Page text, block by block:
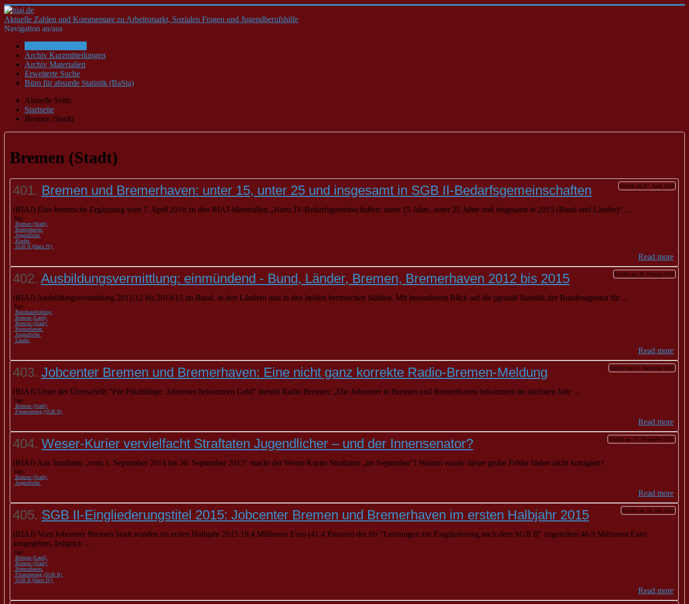
Aktuelle Zahlen und Kommentare zu Arbeitsmarkt, Sozialen Fragen und Jugendberufshilfe
Navigation an/aus
Archiv Kurzmitteilungen
Archiv Materialien
Erweiterte Suche
Büro für absurde Statistik (BaSta)
Aktuelle Seite:
Startseite
Bremen (Stadt)
Bremen (Stadt)
401. Bremen und Bremerhaven: unter 15, unter 25 und insgesamt in SGB II-Bedarfsgemeinschaften Erstellt am 07. April 2016
(BIAJ) Eine bremische Ergänzung vom 7. April 2016 zu den BIAJ-Materialien „Hartz IV-Bedarfsgemeinschaften: unter 15 Jahre, unter 25 Jahre und insgesamt in 2015 (Bund und Länder)“ ...
Tags:
Bremen (Stadt)
Bremerhaven
Jugendliche
Kinder
SGB II (Hartz IV)
Read more
402. Ausbildungsvermittlung: einmündend - Bund, Länder, Bremen, Bremerhaven 2012 bis 2015 Erstellt am 29. Februar 2016
(BIAJ) Ausbildungsvermittlung 2011/12 bis 2014/15 im Bund, in den Ländern und in den beiden bremischen Städten. Mit besonderem Blick auf die (gemäß Statistik der Bundesagentur für ...
Tags:
Berufsausbildung
Bremen (Land)
Bremen (Stadt)
Bremerhaven
Jugendliche
Länder
Read more
403. Jobcenter Bremen und Bremerhaven: Eine nicht ganz korrekte Radio-Bremen-Meldung Erstellt am 13. Dezember 2015
(BIAJ) Unter der Überschrift "Für Flüchtlinge: Jobcenter bekommen Geld" meldet Radio Bremen: „Die Jobcenter in Bremen und Bremerhaven bekommen im nächsten Jahr ...
Tags:
Bremen (Stadt)
Finanzierung (SGB II)
Read more
404. Weser-Kurier vervielfacht Straftaten Jugendlicher – und der Innensenator? Erstellt am 07. November 2015
(BIAJ) Aus Straftaten „vom 1. September 2014 bis 30. September 2015" macht der Weser-Kurier Straftaten „im September"! Warum wurde dieser grobe Fehler bisher nicht korrigiert?
Tags:
Bremen (Stadt)
Jugendliche
Read more
405. SGB II-Eingliederungstitel 2015: Jobcenter Bremen und Bremerhaven im ersten Halbjahr 2015 Erstellt am 16. Juli 2015
(BIAJ) Vom Jobcenter Bremen Stadt wurden im ersten Halbjahr 2015 19,4 Millionen Euro (41,4 Prozent) der für "Leistungen zur Eingliederung nach dem SGB II" zugeteilten 46,9 Millionen Euro
ausgegeben, lediglich ...
Tags:
Bremen (Land)
Bremen (Stadt)
Bremerhaven
Finanzierung (SGB II)
SGB II (Hartz IV)
Read more